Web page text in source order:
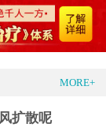
MORE+
扩散呢